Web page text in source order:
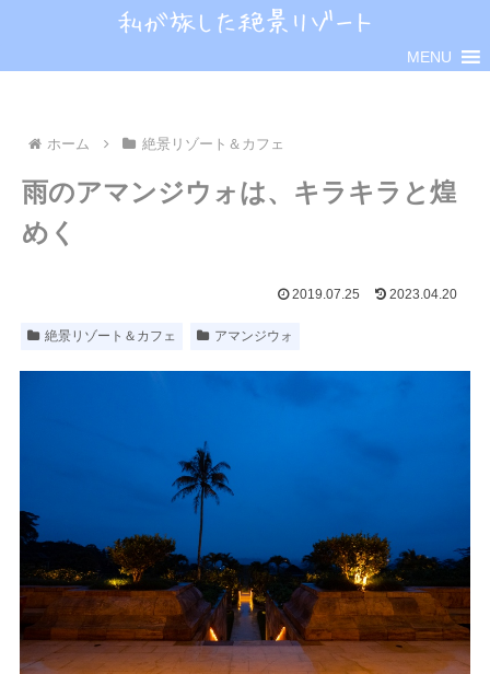
MENU
ホーム 絶景リゾート＆カフェ
雨のアマンジウォは、キラキラと煌
めく
2019.07.25 2023.04.20
絶景リゾート＆カフェ アマンジウォ